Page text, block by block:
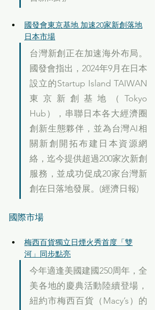
國發會東京基地 加速20家新創落地
日本市場
台灣新創正在加速海外布局。
國發會指出，2024年9月在日本
設立的Startup Island TAIWAN
東京新創基地（Tokyo
Hub），串聯日本各大經濟圈
創新生態夥伴，並為台灣AI相
關新創開拓布建日本資源網
絡，迄今提供超過200家次新創
服務，並成功促成20家台灣新
創在日落地發展。(經濟日報)
國際市場
梅西百貨獨立日煙火秀首度「雙
河」同步點亮
今年適逢美國建國250周年，全
美各地的慶典活動陸續登場，
紐約市梅西百貨（Macy’s）的